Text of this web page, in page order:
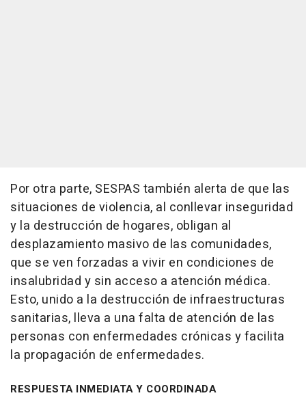
Por otra parte, SESPAS también alerta de que las
situaciones de violencia, al conllevar inseguridad
y la destrucción de hogares, obligan al
desplazamiento masivo de las comunidades,
que se ven forzadas a vivir en condiciones de
insalubridad y sin acceso a atención médica.
Esto, unido a la destrucción de infraestructuras
sanitarias, lleva a una falta de atención de las
personas con enfermedades crónicas y facilita
la propagación de enfermedades.
RESPUESTA INMEDIATA Y COORDINADA